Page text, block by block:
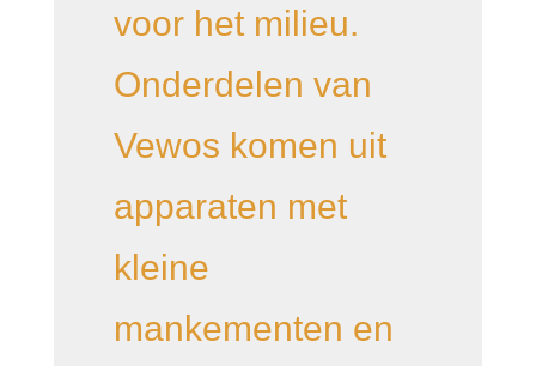
voor het milieu.
Onderdelen van
Vewos komen uit
apparaten met
kleine
mankementen en